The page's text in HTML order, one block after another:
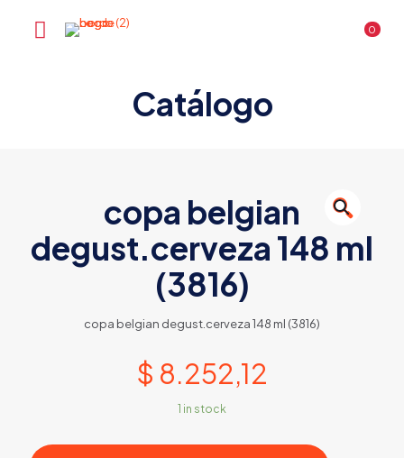
0
Catálogo
🔍
copa belgian
degust.cerveza 148 ml
(3816)
copa belgian degust.cerveza 148 ml (3816)
$ 8.252,12
1 in stock